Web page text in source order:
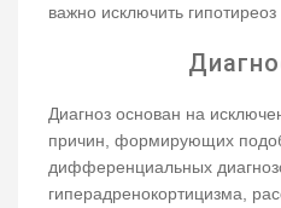
важно исключить
Диагноз основан на
причин, формирующих
дифференциальных
гиперадренокортицизма,